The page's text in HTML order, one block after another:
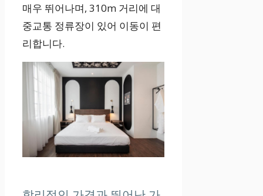
매우 뛰어나며, 310m 거리에 대
중교통 정류장이 있어 이동이 편
리합니다.